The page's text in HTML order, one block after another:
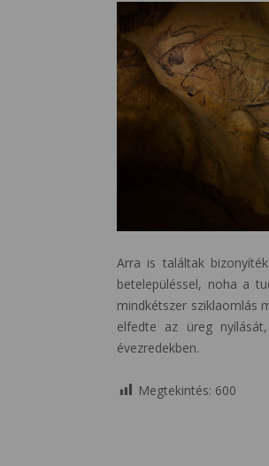
Arra is találtak
betelepüléssel, noha a
mindkétszer sziklaomlás
elfedte az üreg
évezredekben.
Megtekintés: 600